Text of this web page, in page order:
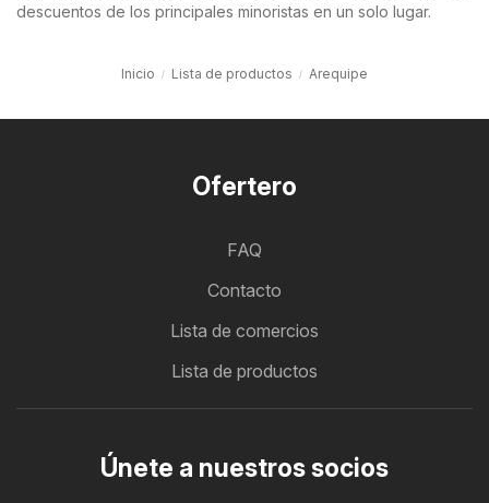
descuentos de los principales minoristas en un solo lugar.
Inicio Lista de productos Arequipe
Ofertero
FAQ
Contacto
Lista de comercios
Lista de productos
Únete a nuestros socios